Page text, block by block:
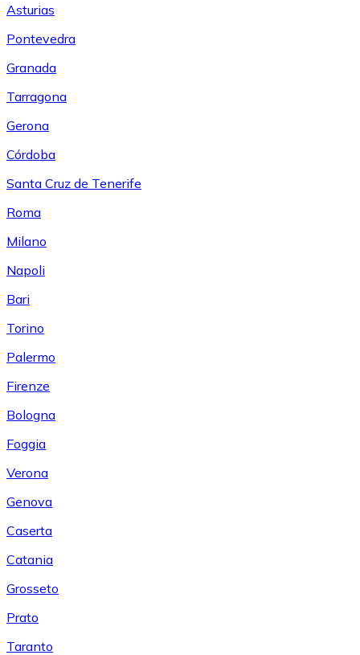
Asturias
Pontevedra
Granada
Tarragona
Gerona
Córdoba
Santa Cruz de Tenerife
Roma
Milano
Napoli
Bari
Torino
Palermo
Firenze
Bologna
Foggia
Verona
Genova
Caserta
Catania
Grosseto
Prato
Taranto